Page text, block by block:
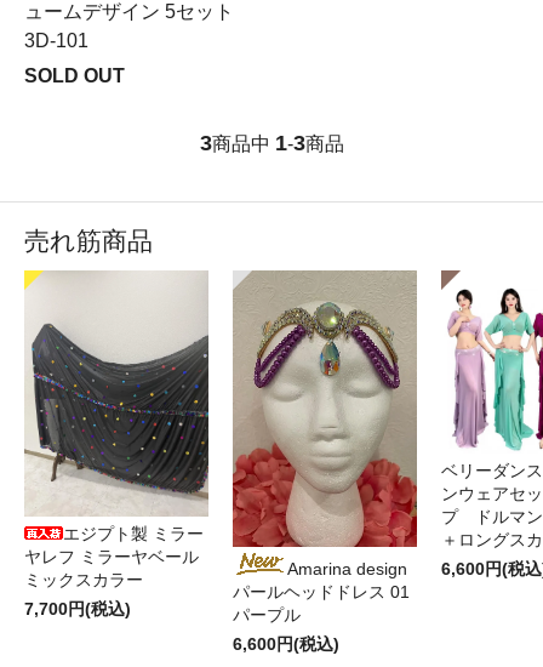
ュームデザイン 5セット
3D-101
SOLD OUT
3商品中 1-3商品
売れ筋商品
エジプト製 ミラー
ヤレフ ミラーヤベール
ミックスカラー
7,700円(税込)
Amarina design
パールヘッドドレス 01
パープル
6,600円(税込)
ベリーダン
ンウェアセ
プ ドルマン
＋ロングス
6,600円(税